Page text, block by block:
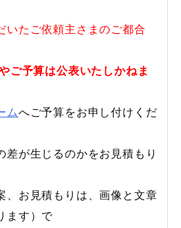
いたご依頼主さまのご都合
ご予算は公表いたしかねま
ムへご予算をお申し付けくだ
が生じるのかをお見積もり
お見積もりは、画像と文章
ます）で